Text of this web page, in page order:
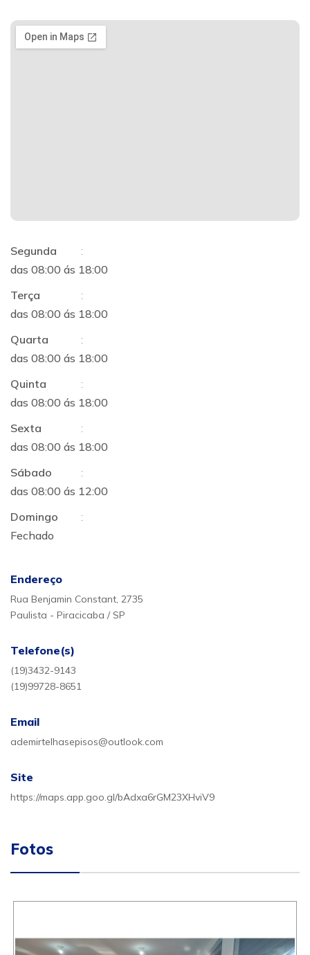
Segunda
:
das 08:00 ás 18:00
Terça
:
das 08:00 ás 18:00
Quarta
:
das 08:00 ás 18:00
Quinta
:
das 08:00 ás 18:00
Sexta
:
das 08:00 ás 18:00
Sábado
:
das 08:00 ás 12:00
Domingo
:
Fechado
Endereço
Rua Benjamin Constant, 2735
Paulista - Piracicaba / SP
Telefone(s)
(19)3432-9143
(19)99728-8651
Email
ademirtelhasepisos@outlook.com
Site
https://maps.app.goo.gl/bAdxa6rGM23XHviV9
Fotos